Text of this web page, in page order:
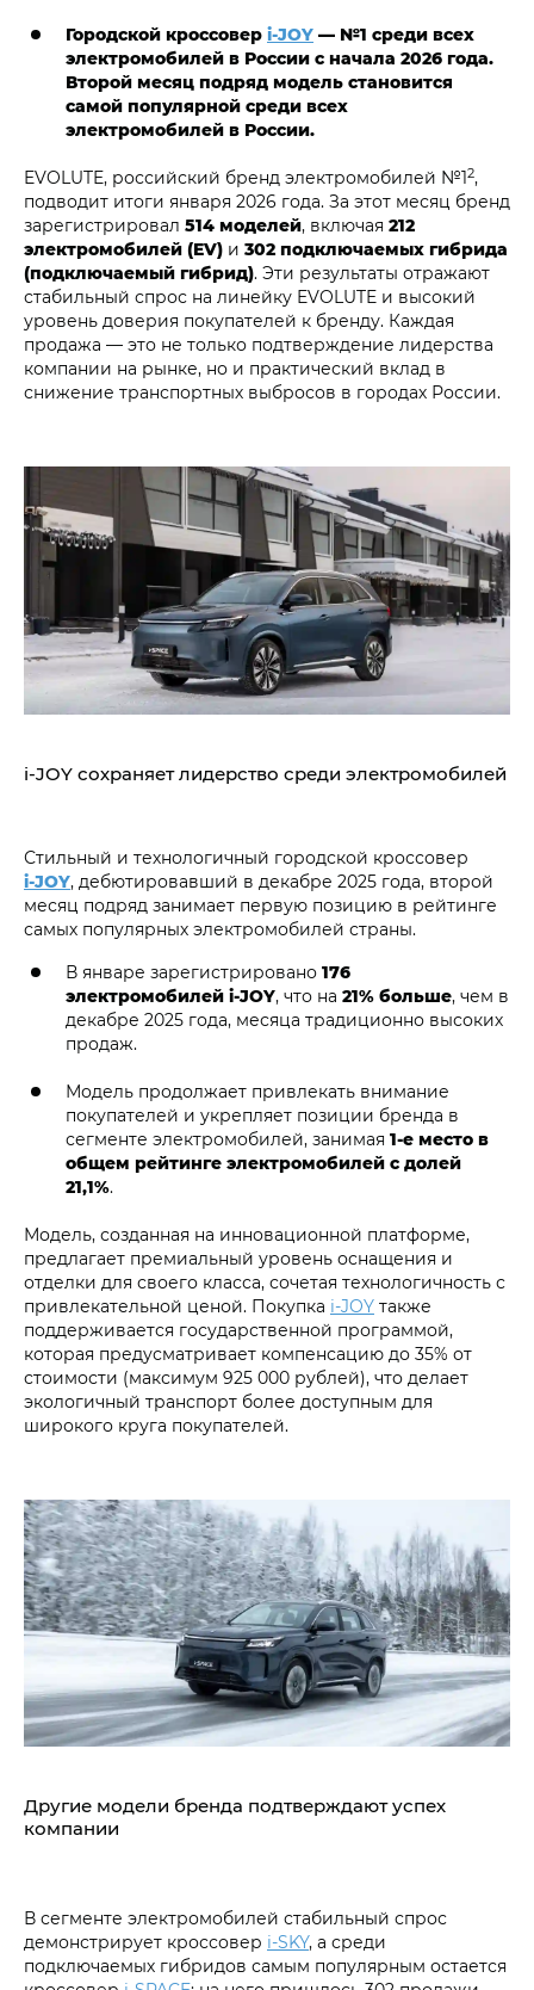
Городской кроссовер i‑JOY — №1 среди всех
электромобилей в России с начала 2026 года.
Второй месяц подряд модель становится
самой популярной среди всех
электромобилей в России.
EVOLUTE, российский бренд электромобилей №12,
подводит итоги января 2026 года. За этот месяц бренд
зарегистрировал 514 моделей, включая 212
электромобилей (EV) и 302 подключаемых гибрида
(подключаемый гибрид). Эти результаты отражают
стабильный спрос на линейку EVOLUTE и высокий
уровень доверия покупателей к бренду. Каждая
продажа — это не только подтверждение лидерства
компании на рынке, но и практический вклад в
снижение транспортных выбросов в городах России.
i‑JOY сохраняет лидерство среди электромобилей
Стильный и технологичный городской кроссовер
i‑JOY, дебютировавший в декабре 2025 года, второй
месяц подряд занимает первую позицию в рейтинге
самых популярных электромобилей страны.
В январе зарегистрировано 176
электромобилей i‑JOY, что на 21% больше, чем в
декабре 2025 года, месяца традиционно высоких
продаж.
Модель продолжает привлекать внимание
покупателей и укрепляет позиции бренда в
сегменте электромобилей, занимая 1-е место в
общем рейтинге электромобилей с долей
21,1%.
Модель, созданная на инновационной платформе,
предлагает премиальный уровень оснащения и
отделки для своего класса, сочетая технологичность с
привлекательной ценой. Покупка i‑JOY также
поддерживается государственной программой,
которая предусматривает компенсацию до 35% от
стоимости (максимум 925 000 рублей), что делает
экологичный транспорт более доступным для
широкого круга покупателей.
Другие модели бренда подтверждают успех
компании
В сегменте электромобилей стабильный спрос
демонстрирует кроссовер i‑SKY, а среди
подключаемых гибридов самым популярным остается